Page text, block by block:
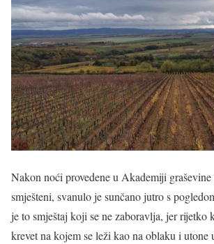
Nakon noći provedene u Akademiji
smješteni, svanulo je sunčano jutro s
je to smještaj koji se ne zaboravlja, jer rijetko
krevet na kojem se leži kao na oblaku i utone